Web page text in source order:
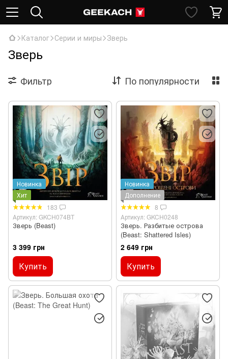
Каталог Серии и миры Зверь
Зверь
Фильтр По популярности
Новинка
Хит
183
Артикул: GKCH074BT
Зверь (Beast)
3 399 грн
Купить
Новинка
Дополнение
8
Артикул: GKCH0248
Зверь. Разбитые острова
(Beast: Shattered Isles)
2 649 грн
Купить